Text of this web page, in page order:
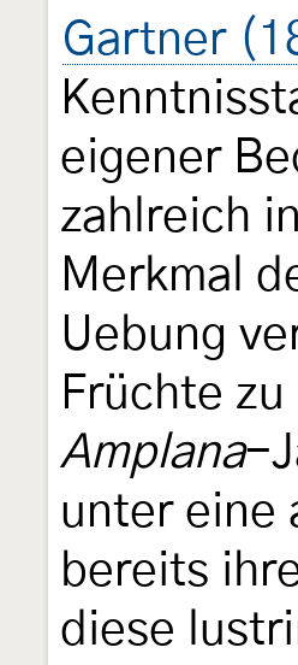
Gartner
eigener
zahlreich
Merkmal
Uebung
Früchte
Amplana-
unter eine
bereits
diese